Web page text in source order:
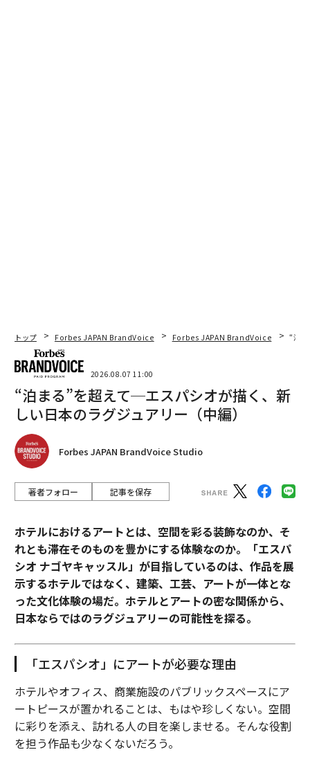
トップ Forbes JAPAN BrandVoice Forbes JAPAN BrandVoice “泊
2026.08.07 11:00
“泊まる”を超えて─エスパシオが描く、新
しい日本のラグジュアリー（中編）
Forbes JAPAN BrandVoice Studio
著者フォロー 記事を保存
ホテルにおけるアートとは、空間を彩る装飾なのか、そ
れとも滞在そのものを豊かにする体験なのか。「エスパ
シオ ナゴヤキャッスル」が目指しているのは、作品を展
示するホテルではなく、建築、工芸、アートが一体とな
った文化体験の場だ。ホテルとアートの密な関係から、
日本ならではのラグジュアリーの可能性を探る。
「エスパシオ」にアートが必要な理由
ホテルやオフィス、商業施設のパブリックスペースにア
ートピースが置かれることは、もはや珍しくない。空間
に彩りを添え、訪れる人の目を楽しませる。そんな役割
を担う作品も少なくないだろう。